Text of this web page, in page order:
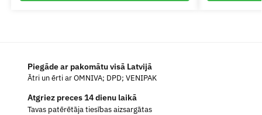
Piegāde ar pakomātu visā Latvijā
Ātri un ērti ar OMNIVA; DPD; VENIPAK
Atgriez preces 14 dienu laikā
Tavas patērētāja tiesības aizsargātas